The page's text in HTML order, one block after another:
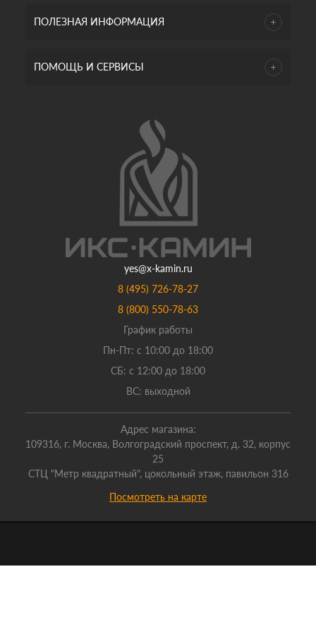
ПОЛЕЗНАЯ ИНФОРМАЦИЯ
ПОМОЩЬ И СЕРВИСЫ
yes@x-kamin.ru
8 (495) 726-78-27
8 (800) 550-78-63
График работы
Пн-Пт: с 10:00 до 18:00
СБ: с 12:00 до 18:00
ВС: выходной
Адрес магазина:
109316, г. Москва, Волгоградский проспект, д. 32, корпус
25
СТЦ "Метр квадратный", цокольный этаж, павильон 316
Посмотреть на карте